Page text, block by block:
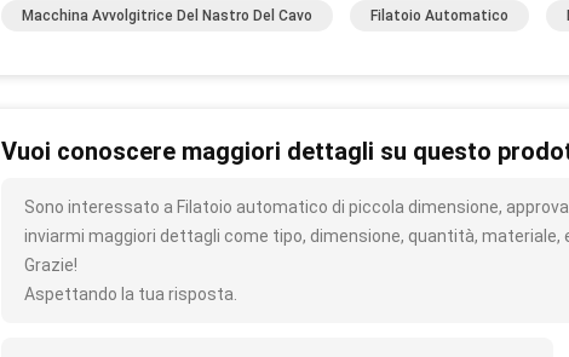
Macchina Avvolgitrice Del Nastro Del Cavo Filatoio Automatico
Vuoi conoscere maggiori dettagli su questo
Sono interessato a Filatoio automatico di piccola dimensione,
inviarmi maggiori dettagli come tipo, dimensione, quantità, materiale,
Grazie!
Aspettando la tua risposta.